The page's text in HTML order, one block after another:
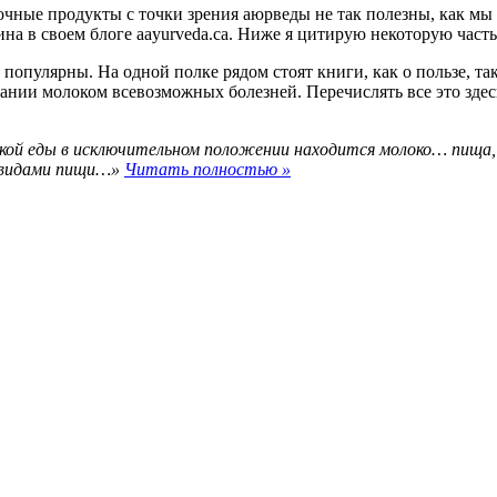
продукты с точки зрения аюрведы не так полезны, как
в своем блоге aayurveda.ca. Ниже я цитирую некоторую часть
На одной полке рядом стоят книги, как о пользе,
молоком всевозможных болезней. Перечислять все это
еды в исключительном положении находится молоко… пища,
пищи…» Читать полностью »